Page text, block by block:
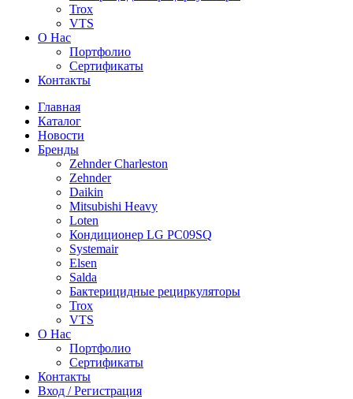
Trox
VTS
О Нас
Портфолио
Сертификаты
Контакты
Главная
Каталог
Новости
Бренды
Zehnder Charleston
Zehnder
Daikin
Mitsubishi Heavy
Loten
Кондиционер LG PC09SQ
Systemair
Elsen
Salda
Бактерицидные рециркуляторы
Trox
VTS
О Нас
Портфолио
Сертификаты
Контакты
Вход / Регистрация